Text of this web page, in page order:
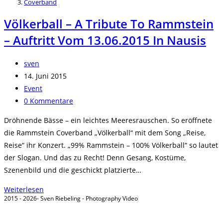
Coverband
Völkerball – A Tribute To Rammstein
– Auftritt Vom 13.06.2015 In Nausis
Beitrags-
Autor:
sven
Beitrag
veröffentlicht:
14. Juni 2015
Beitrags-
Kategorie:
Event
Beitrags-
0 Kommentare
Dröhnende Bässe – ein leichtes Meeresrauschen. So eröffnete
die Rammstein Coverband „Völkerball“ mit dem Song „Reise,
Reise“ ihr Konzert. „99% Rammstein – 100% Völkerball“ so lautet
der Slogan. Und das zu Recht! Denn Gesang, Kostüme,
Szenenbild und die geschickt platzierte…
Weiterlesen
–
2015 - 2026- Sven Riebeling - Photography Video